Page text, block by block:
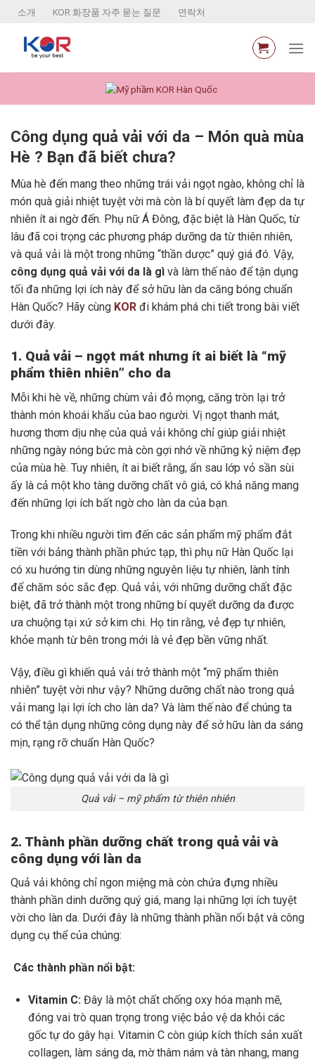
Skip
content
소개 KOR 화장품 자주 묻는 질문 연락처
Công dụng quả vải với da – Món quà mùa
Hè ? Bạn đã biết chưa?
Mùa hè đến mang theo những trái vải ngọt ngào, không chỉ là
món quà giải nhiệt tuyệt vời mà còn là bí quyết làm đẹp da tự
nhiên ít ai ngờ đến. Phụ nữ Á Đông, đặc biệt là Hàn Quốc, từ
lâu đã coi trọng các phương pháp dưỡng da từ thiên nhiên,
và quả vải là một trong những “thần dược” quý giá đó. Vậy,
công dụng quả vải với da là gì và làm thế nào để tận dụng
tối đa những lợi ích này để sở hữu làn da căng bóng chuẩn
Hàn Quốc? Hãy cùng KOR đi khám phá chi tiết trong bài viết
dưới đây.
1. Quả vải – ngọt mát nhưng ít ai biết là “mỹ
phẩm thiên nhiên” cho da
Mỗi khi hè về, những chùm vải đỏ mọng, căng tròn lại trở
thành món khoái khẩu của bao người. Vị ngọt thanh mát,
hương thơm dịu nhẹ của quả vải không chỉ giúp giải nhiệt
những ngày nóng bức mà còn gợi nhớ về những kỷ niệm đẹp
của mùa hè. Tuy nhiên, ít ai biết rằng, ẩn sau lớp vỏ sần sùi
ấy là cả một kho tàng dưỡng chất vô giá, có khả năng mang
đến những lợi ích bất ngờ cho làn da của bạn.
Trong khi nhiều người tìm đến các sản phẩm mỹ phẩm đắt
tiền với bảng thành phần phức tạp, thì phụ nữ Hàn Quốc lại
có xu hướng tin dùng những nguyên liệu tự nhiên, lành tính
để chăm sóc sắc đẹp. Quả vải, với những dưỡng chất đặc
biệt, đã trở thành một trong những bí quyết dưỡng da được
ưa chuộng tại xứ sở kim chi. Họ tin rằng, vẻ đẹp tự nhiên,
khỏe mạnh từ bên trong mới là vẻ đẹp bền vững nhất.
Vậy, điều gì khiến quả vải trở thành một “mỹ phẩm thiên
nhiên” tuyệt vời như vậy? Những dưỡng chất nào trong quả
vải mang lại lợi ích cho làn da? Và làm thế nào để chúng ta
có thể tận dụng những công dụng này để sở hữu làn da sáng
mịn, rạng rỡ chuẩn Hàn Quốc?
Quả vải – mỹ phẩm từ thiên nhiên
2. Thành phần dưỡng chất trong quả vải và
công dụng với làn da
Quả vải không chỉ ngon miệng mà còn chứa đựng nhiều
thành phần dinh dưỡng quý giá, mang lại những lợi ích tuyệt
vời cho làn da. Dưới đây là những thành phần nổi bật và công
dụng cụ thể của chúng:
Các thành phần nổi bật:
Vitamin C: Đây là một chất chống oxy hóa mạnh mẽ,
đóng vai trò quan trọng trong việc bảo vệ da khỏi các
gốc tự do gây hại. Vitamin C còn giúp kích thích sản xuất
collagen, làm sáng da, mờ thâm nám và tàn nhang, mang